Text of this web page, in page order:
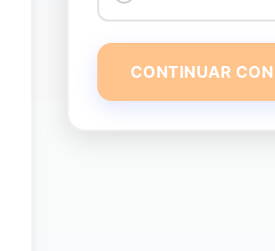
CONTINUAR